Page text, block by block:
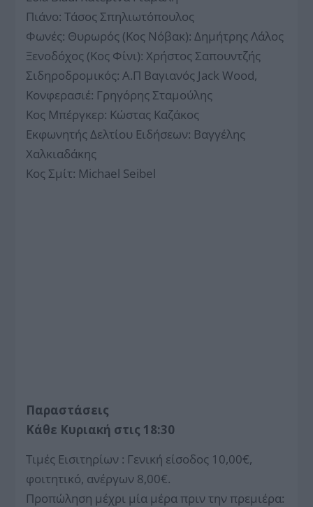
Πιάνο: Τάσος Σπηλιωτόπουλος
Φωνές: Θυρωρός (Κος Νόβακ): Δημήτρης Λάλος
Ξενοδόχος (Κος Φίνι): Χρήστος Σαπουντζής
Σιδηροδρομικός: Α.Π Βαγιανός Jack Wood,
Κονφερασιέ: Γρηγόρης Σταμούλης
Κος Μπέργκερ: Κώστας Καζάκος
Εκφωνητής Δελτίου Ειδήσεων: Βαγγέλης
Χαλκιαδάκης
Κος Σμίτ: Michael Seibel
Παραστάσεις
Κάθε Κυριακή στις 18:30
Τιμές Εισιτηρίων : Γενική είσοδος 10,00€,
φοιτητικό, ανέργων 8,00€.
Προπώληση μέχρι μία μέρα πριν την πρεμιέρα: